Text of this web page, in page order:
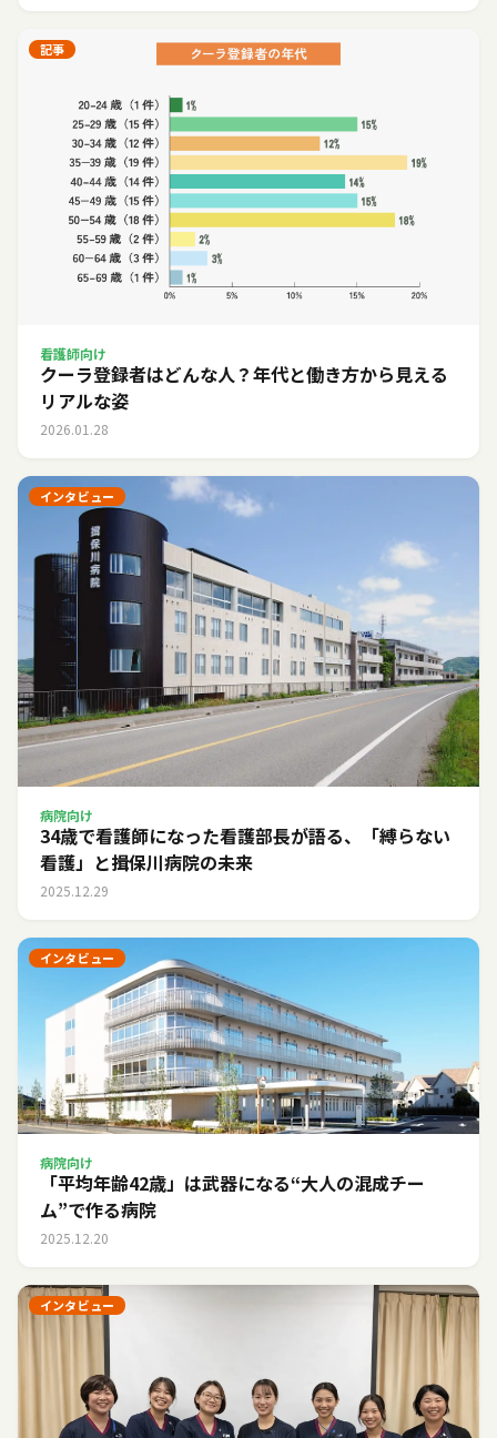
記事
看護師向け
クーラ登録者はどんな人？年代と働き方から見える
リアルな姿
2026.01.28
インタビュー
病院向け
34歳で看護師になった看護部長が語る、「縛らない
看護」と揖保川病院の未来
2025.12.29
インタビュー
病院向け
「平均年齢42歳」は武器になる――“大人の混成チー
ム”で作る病院
2025.12.20
インタビュー